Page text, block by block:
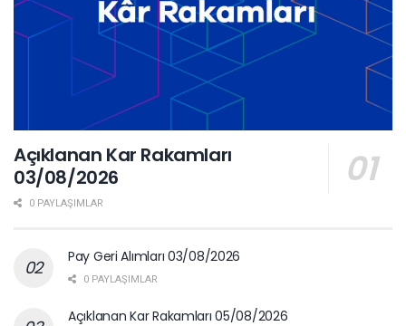
Açıklanan Kar Rakamları
03/08/2026
0 PAYLAŞIMLAR
Pay Geri Alımları 03/08/2026
0 PAYLAŞIMLAR
Açıklanan Kar Rakamları 05/08/2026